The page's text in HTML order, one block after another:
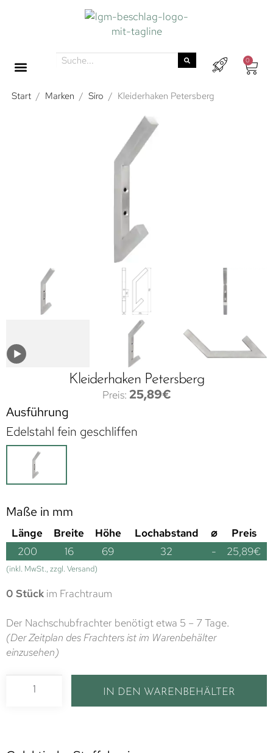
0
Start / Marken / Siro / Kleiderhaken Petersberg
Kleiderhaken Petersberg
25,89€
Ausführung
Edelstahl fein geschliffen
Maße in mm
Länge Breite Höhe Lochabstand ⌀
Preis
200
16 69 32 - 25,89€
(inkl. MwSt., zzgl. Versand)
0 Stück im Frachtraum
Der Nachschubfrachter benötigt etwa 5 – 7 Tage.
(Der Zeitplan des Frachters ist im Warenbehälter
einzusehen)
IN DEN WARENBEHÄLTER